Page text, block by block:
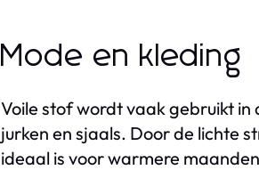
Mode en kleding
Voile stof wordt vaak gebruikt in
jurken en sjaals. Door de lichte
ideaal is voor warmere